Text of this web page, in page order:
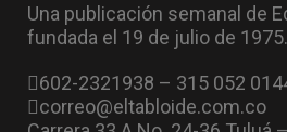
Una publicación semanal de
fundada el 19 de julio de 1975.
602-2321938 – 315 052
correo@eltabloide.com.co